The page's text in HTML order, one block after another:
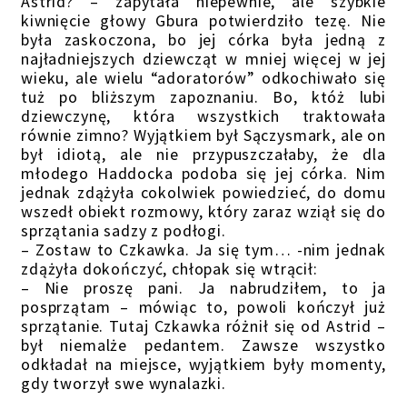
kiwnięcie głowy Gbura potwierdziło tezę. Nie
była zaskoczona, bo jej córka była jedną z
najładniejszych dziewcząt w mniej więcej w jej
wieku, ale wielu “adoratorów” odkochiwało się
tuż po bliższym zapoznaniu. Bo, któż lubi
dziewczynę, która wszystkich traktowała
równie zimno? Wyjątkiem był Sączysmark, ale on
był idiotą, ale nie przypuszczałaby, że dla
młodego Haddocka podoba się jej córka. Nim
jednak zdążyła cokolwiek powiedzieć, do domu
wszedł obiekt rozmowy, który zaraz wziął się do
sprzątania sadzy z podłogi.
– Zostaw to Czkawka. Ja się tym… -nim jednak
zdążyła dokończyć, chłopak się wtrącił:
– Nie proszę pani. Ja nabrudziłem, to ja
posprzątam – mówiąc to, powoli kończył już
sprzątanie. Tutaj Czkawka różnił się od Astrid –
był niemalże pedantem. Zawsze wszystko
odkładał na miejsce, wyjątkiem były momenty,
gdy tworzył swe wynalazki.